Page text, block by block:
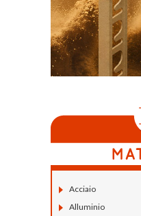
Acciaio
Alluminio